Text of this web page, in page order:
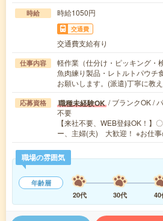
時給 時給1050円
交通費
交通費支給有り
仕事内容
軽作業（仕分け・ピッキング・
魚肉練り製品・レトルトパウチ
お願いします。(派遣)丁寧に教
応募資格 職種未経験OK / ブランクOK /
不要
【来社不要、WEB登録OK！】
ー、主婦(夫) 大歓迎！ ※お仕
職場の雰囲気
年齢層
20代
30代 40